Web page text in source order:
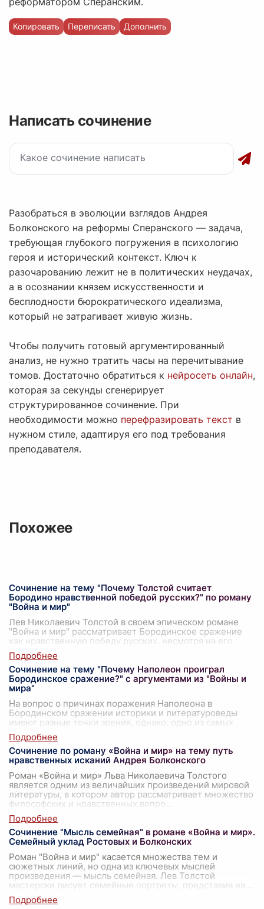
Копировать Переписать Дополнить
Написать сочинение
Разобраться в эволюции взглядов Андрея
Болконского на реформы Сперанского — задача,
требующая глубокого погружения в психологию
героя и исторический контекст. Ключ к
разочарованию лежит не в политических неудачах,
а в осознании князем искусственности и
бесплодности бюрократического идеализма,
который не затрагивает живую жизнь.
Чтобы получить готовый аргументированный
анализ, не нужно тратить часы на перечитывание
томов. Достаточно обратиться к нейросеть онлайн,
которая за секунды сгенерирует
структурированное сочинение. При
необходимости можно перефразировать текст в
нужном стиле, адаптируя его под требования
преподавателя.
Похожее
Сочинение на тему "Почему Толстой считает
Бородино нравственной победой русских?" по роману
"Война и мир"
Лев Николаевич Толстой в своем эпическом романе
"Война и мир" рассматривает Бородинское сражение
как нравственную победу русских, несмотря на его
неоднозначный военный исход. Эта т
Сочинение на тему "Почему Наполеон проиграл
Бородинское сражение?" с аргументами из "Войны и
мира"
На вопрос о причинах поражения Наполеона в
Бородинском сражении историки и литературоведы
имеют разные точки зрения, однако, одно из самых
значимых произведений мировой литературы,
Сочинение по роману «Война и мир» на тему путь
нравственных исканий Андрея Болконского
Роман «Война и мир» Льва Николаевича Толстого
является одним из величайших произведений мировой
литературы, в котором автор рассматривает множество
философских и нравственных вопро
Сочинение "Мысль семейная" в романе «Война и мир».
Семейный уклад Ростовых и Болконских
Роман "Война и мир" касается множества тем и
сюжетных линий, но одна из ключевых мыслей
произведения — мысль семейная. Лев Толстой
мастерски рисует семейные портреты, представив на